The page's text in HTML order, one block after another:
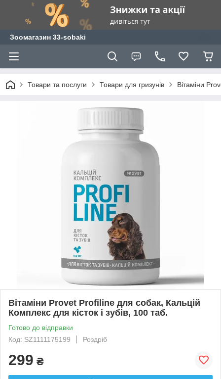
Зоомагазин 33-sobaki
Товари та послуги Товари для гризунів Вітаміни
Вітаміни Provet Profiline для собак, Кальцій
Комплекс для кісток і зубів, 100 таб.
Готово до відправки
Код: SZ1111175199
Роздріб
299 ₴